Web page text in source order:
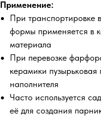
Применение:
При транспортировке
формы применяется в
материала
При перевозке
керамики пузырьковая
наполнителя
Часто используется
её для создания